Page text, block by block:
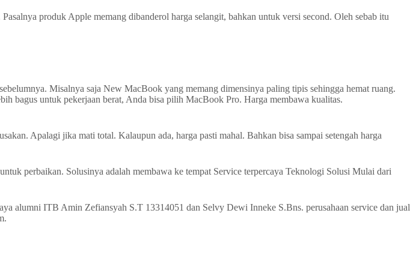
produk Apple memang dibanderol harga selangit, bahkan untuk versi second. Oleh sebab itu
Misalnya saja New MacBook yang memang dimensinya paling tipis sehingga hemat ruang.
bagus untuk pekerjaan berat, Anda bisa pilih MacBook Pro. Harga membawa kualitas.
Apalagi jika mati total. Kalaupun ada, harga pasti mahal. Bahkan bisa sampai setengah harga
perbaikan. Solusinya adalah membawa ke tempat Service terpercaya Teknologi Solusi Mulai dari
alumni ITB Amin Zefiansyah S.T 13314051 dan Selvy Dewi Inneke S.Bns. perusahaan service dan jual